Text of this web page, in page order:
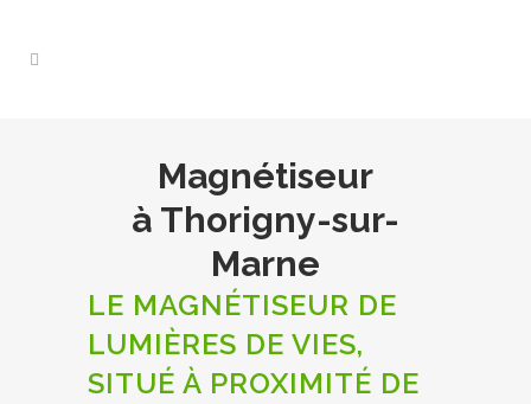
Magnétiseur
à Thorigny-sur-
Marne
LE MAGNÉTISEUR DE
LUMIÈRES DE VIES,
SITUÉ À PROXIMITÉ DE